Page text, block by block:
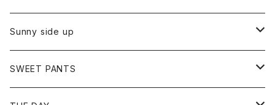
カーディガン
オーバーオール
ブレスレット
リング
ブーツ
サンダル
Sunny side up
アウター
SWEET PANTS